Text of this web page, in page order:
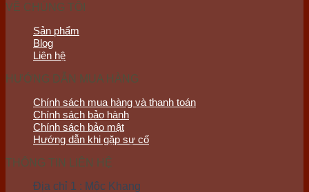
VỀ CHÚNG TÔI
Sản phẩm
Blog
Liên hệ
HƯỚNG DẪN MUA HÀNG
Chính sách mua hàng và thanh toán
Chính sách bảo hành
Chính sách bảo mật
Hướng dẫn khi gặp sự cố
THÔNG TIN LIÊN HỆ
Địa chỉ 1 : Mộc Khang